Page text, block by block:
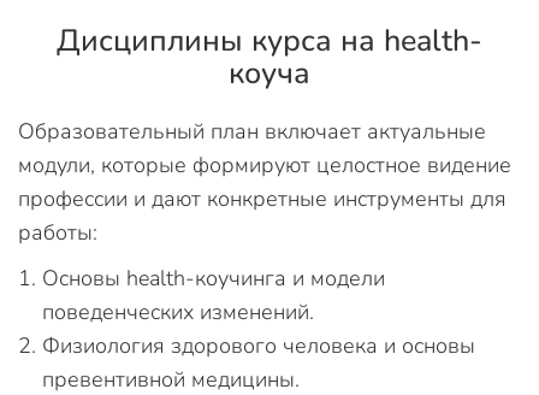
Дисциплины курса на health-
коуча
Образовательный план включает актуальные
модули, которые формируют целостное видение
профессии и дают конкретные инструменты для
работы:
Основы health-коучинга и модели
поведенческих изменений.
Физиология здорового человека и основы
превентивной медицины.